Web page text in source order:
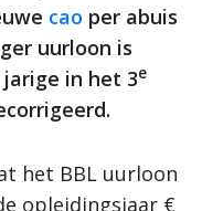
cao per abuis
uurloon is
in het 3e
het BBL uurloon
opleidingsjaar €